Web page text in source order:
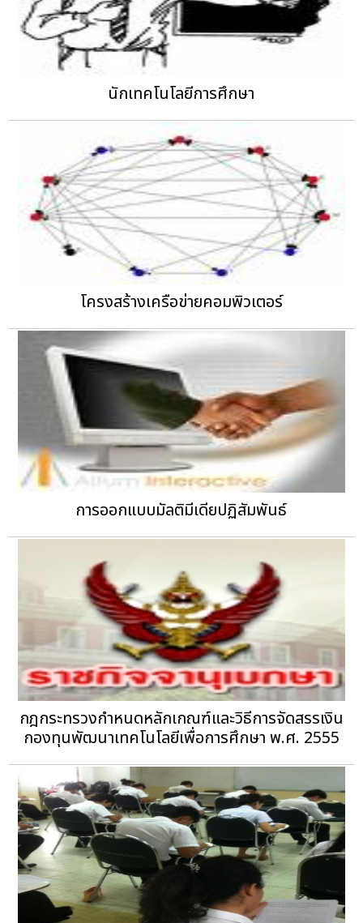
นักเทคโนโลยีการศึกษา
โครงสร้างเครือข่ายคอมพิวเตอร์
การออกแบบมัลติมีเดียปฏิสัมพันธ์
กฎกระทรวงกำหนดหลักเกณฑ์และวิธีการจัดสรรเงิน
กองทุนพัฒนาเทคโนโลยีเพื่อการศึกษา พ.ศ. 2555